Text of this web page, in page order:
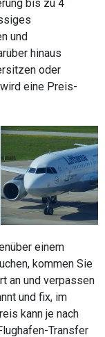
bis zu 4
und
hinaus
oder
eine Preis-
einem
kommen Sie
an und verpassen
und fix, im
kann je nach
Transfer